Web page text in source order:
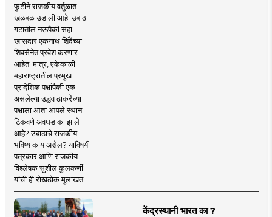
फुटीने राजकीय वर्तुळात
खळबळ उडाली आहे. उबाठा
गटातील नऊपैकी सहा
खासदार एकनाथ शिंदेंच्या
शिवसेनेत प्रवेश करणार
आहेत. मात्र, एकेकाळी
महाराष्ट्रातील प्रमुख
प्रादेशिक पक्षांपैकी एक
असलेल्या उद्धव ठाकरेंच्या
पक्षाला आता आपले स्थान
टिकवणे अवघड का झाले
आहे? उबाठाचे राजकीय
भविष्य काय असेल? याविषयी
पत्रकार आणि राजकीय
विश्लेषक सुशील कुलकर्णी
यांची ही रोखठोक मुलाखत..
केंद्रस्थानी भारत का ?